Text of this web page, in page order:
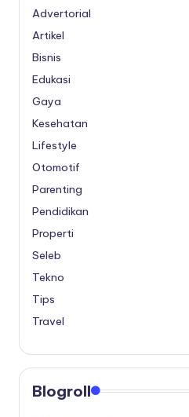
Advertorial
Artikel
Bisnis
Edukasi
Gaya
Kesehatan
Lifestyle
Otomotif
Parenting
Pendidikan
Properti
Seleb
Tekno
Tips
Travel
Blogroll